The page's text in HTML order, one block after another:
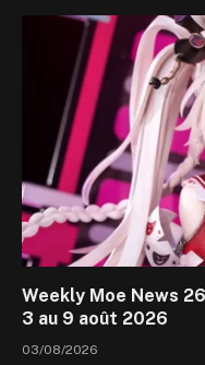
Weekly Moe News
3 au 9 août 2026
03/08/2026